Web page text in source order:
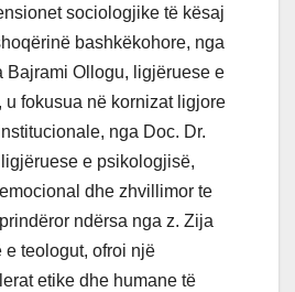
sociologjike të kësaj
bashkëkohore, nga
Bajrami Ollogu, ligjëruese e
u fokusua në kornizat ligjore
nga Doc. Dr.
e psikologjisë,
dhe zhvillimor te
ndërsa nga z. Zija
e teologut, ofroi një
etike dhe humane të